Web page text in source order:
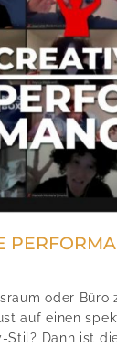
oder Büro
auf einen
Stil? Dann ist